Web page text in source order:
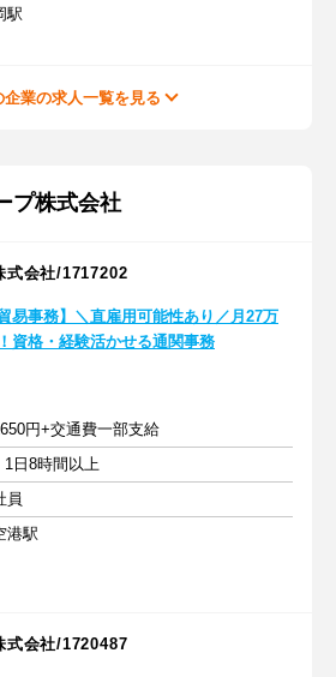
駅
企業の求人一覧を見る
プ株式会社
式会社/1717202
貿易事務】＼直雇用可能性あり／月27万
資格・経験活かせる通関事務
円+交通費一部支給
1日8時間以上
員
港駅
式会社/1720487